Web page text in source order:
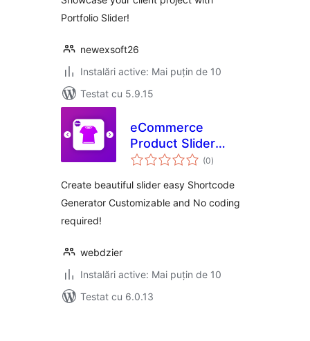
Portfolio Slider!
newexsoft26
Instalări active: Mai puțin de 10
Testat cu 5.9.15
eCommerce
Product Slider
Gallery
(0total
aprecieri
)
Create beautiful slider easy Shortcode
Generator Customizable and No coding
required!
webdzier
Instalări active: Mai puțin de 10
Testat cu 6.0.13